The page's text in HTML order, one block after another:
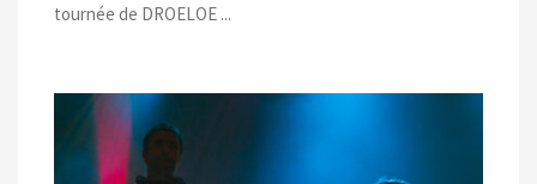
tournée de DROELOE ...